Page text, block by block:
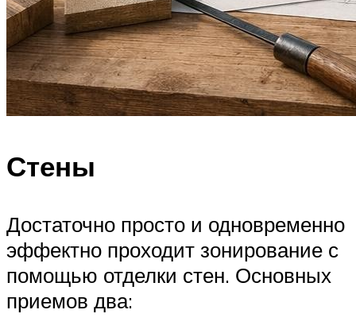
Стены
Достаточно просто и одновременно
эффектно проходит зонирование с
помощью отделки стен. Основных
приемов два: